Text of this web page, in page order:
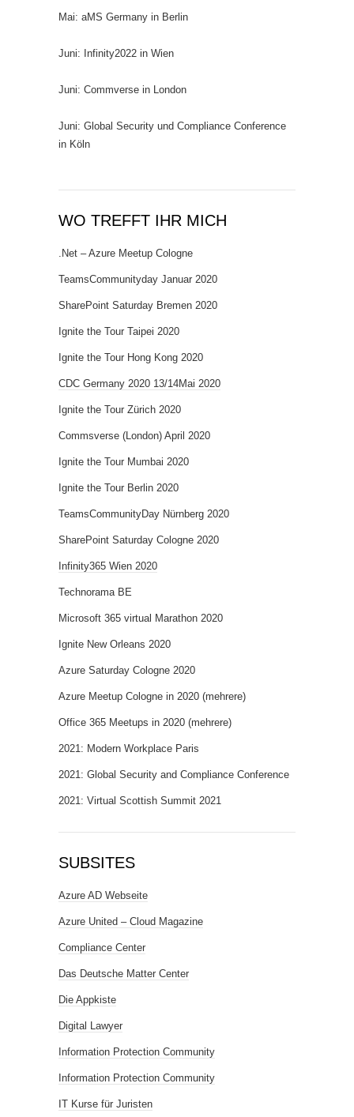
Mai: aMS Germany in Berlin
Juni: Infinity2022 in Wien
Juni: Commverse in London
Juni: Global Security und Compliance Conference
in Köln
WO TREFFT IHR MICH
.Net – Azure Meetup Cologne
TeamsCommunityday Januar 2020
SharePoint Saturday Bremen 2020
Ignite the Tour Taipei 2020
Ignite the Tour Hong Kong 2020
CDC Germany 2020 13/14Mai 2020
Ignite the Tour Zürich 2020
Commsverse (London) April 2020
Ignite the Tour Mumbai 2020
Ignite the Tour Berlin 2020
TeamsCommunityDay Nürnberg 2020
SharePoint Saturday Cologne 2020
Infinity365 Wien 2020
Technorama BE
Microsoft 365 virtual Marathon 2020
Ignite New Orleans 2020
Azure Saturday Cologne 2020
Azure Meetup Cologne in 2020 (mehrere)
Office 365 Meetups in 2020 (mehrere)
2021: Modern Workplace Paris
2021: Global Security and Compliance Conference
2021: Virtual Scottish Summit 2021
SUBSITES
Azure AD Webseite
Azure United – Cloud Magazine
Compliance Center
Das Deutsche Matter Center
Die Appkiste
Digital Lawyer
Information Protection Community
Information Protection Community
IT Kurse für Juristen